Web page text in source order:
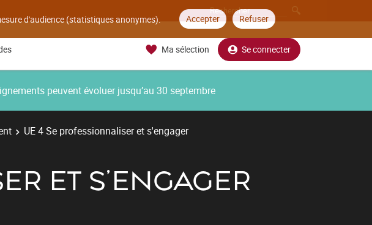
d'audience (statistiques anonymes). Accepter Refuser
Ma sélection Se connecter
peuvent évoluer jusqu’au 30 septembre
UE 4 Se professionnaliser et s'engager
ET S'ENGAGER